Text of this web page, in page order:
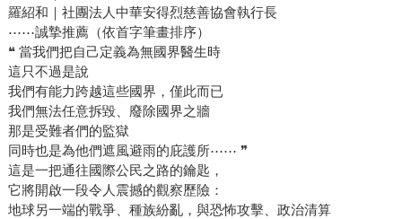
羅紹和｜社團法人中華安得烈慈善協會執行長
⋯⋯誠摯推薦（依首字筆畫排序）
❝ 當我們把自己定義為無國界醫生時
這只不過是說
我們有能力跨越這些國界，僅此而已
我們無法任意拆毀、廢除國界之牆
那是受難者們的監獄
同時也是為他們遮風避雨的庇護所⋯⋯ ❞
這是一把通往國際公民之路的鑰匙，
它將開啟一段令人震撼的觀察歷險：
地球另一端的戰爭、種族紛亂，與恐怖攻擊、政治清算